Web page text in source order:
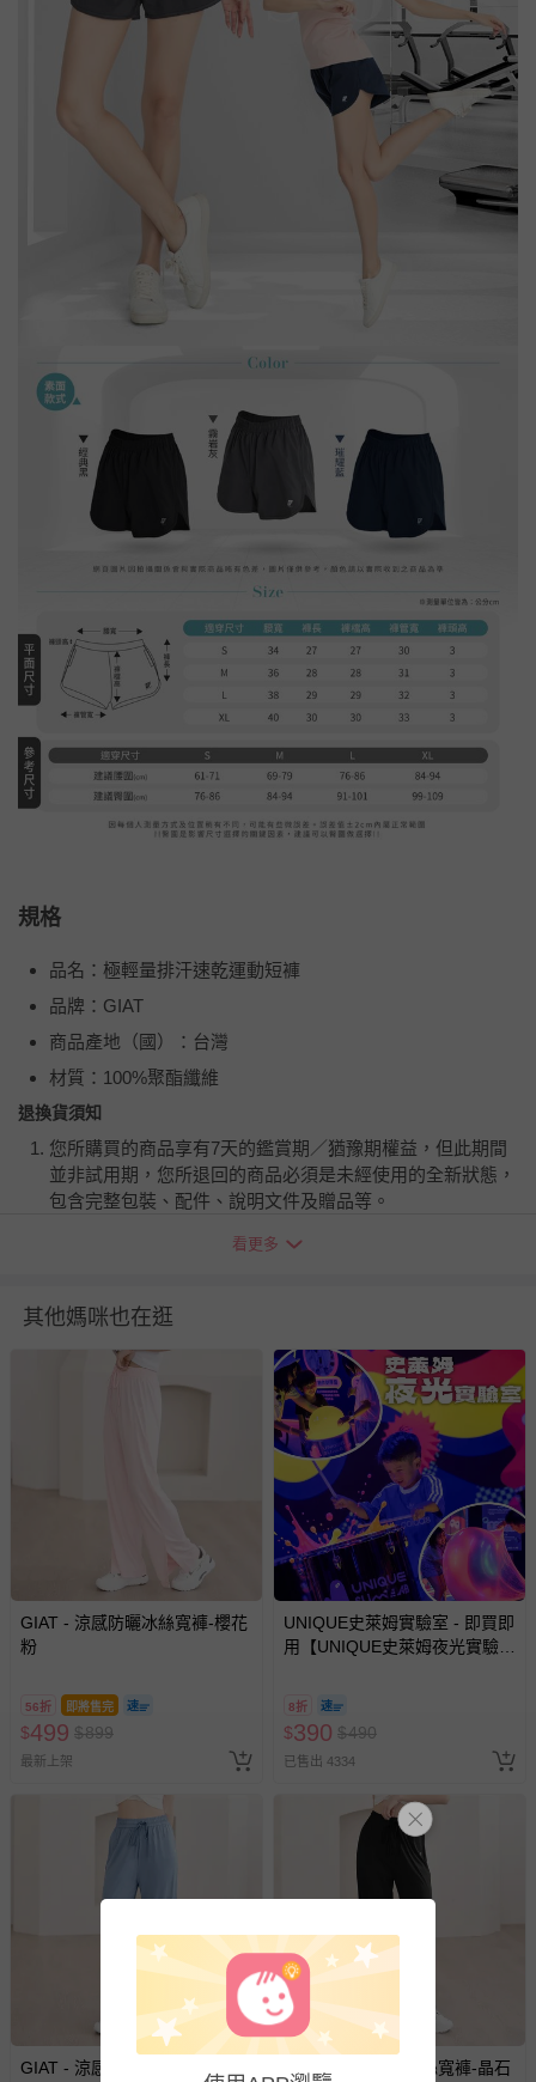
規格
品名：極輕量排汗速乾運動短褲
品牌：GIAT
商品產地（國）：台灣
材質：100%聚酯纖維
退換貨須知
您所購買的商品享有7天的鑑賞期／猶豫期權益，但此期間
並非試用期，您所退回的商品必須是未經使用的全新狀態，
包含完整包裝、配件、說明文件及贈品等。
退貨，您可至『查詢訂單』>『已出貨』中查詢該筆訂單，
LINE@客服ID: @mamilove我們將依序為您處理
與服務，謝謝。
針對滿件折/滿額贈…等活動，如因部份退貨，而該訂單保
留商品未達活動門檻，將以原價計算，活動贈品亦需一併退
部分商品依據消費者保護法的規定，不適用七天鑑賞期/猶
豫期範圍：
易於腐敗、保存期限較短或解約時即將逾期（例如生鮮
報紙、期刊或雜誌（惟書籍如經拆封、使用，則酌收整
新費用）。
等）。
非以有形媒介提供之數位內容或一經提供即為完成之線
上服務，經消費者事先同意始提供（例如線上課程、遊
戲或活動點數等）。
已拆封之以下類型商品：
-個人衛生用品（例如尿布、貼身衣物、泳裝、襪子、地
-新生兒親膚衣物（嬰幼兒包巾與背巾、包屁衣、學習
褲、紗布衣等）。
-接觸性孕哺產品（奶嘴、奶瓶、擠乳器、哺乳衣、托腹
看更多
其他媽咪也在逛
GIAT - 涼感防曬冰絲寬褲-櫻花
粉
56折 即將售完
$499 $899
最新上架
UNIQUE史萊姆實驗室 - 即買即
用【UNIQUE史萊姆夜光實驗室
訂單編號兌換，逾期作廢) (大
人小孩均一價(3歲以上需購票))
8折
$390 $490
已售出 4334
GIAT - 涼感防曬冰絲寬褲-冰晶 GIAT - 涼感防曬冰絲寬褲-晶石